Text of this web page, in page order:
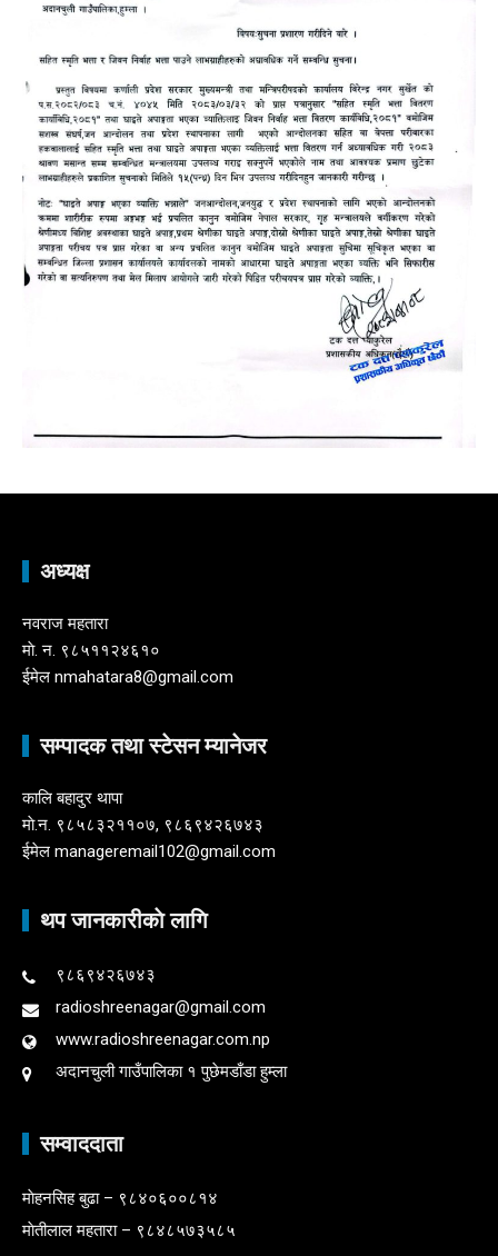
अध्यक्ष
नवराज महतारा
माे. न. ९८५११२४६१०
ईमेल nmahatara8@gmail.com
सम्पादक तथा स्टेसन म्यानेजर
कालि बहादुर थापा
माे.न. ९८५८३२११०७, ९८६९४२६७४३
ईमेल manageremail102@gmail.com
थप जानकारीकाे लागि
९८६९४२६७४३
radioshreenagar@gmail.com
www.radioshreenagar.com.np
अदानचुली गाउँपालिका १ पुछेमडाँडा हुम्ला
सम्वाददाता
माेहनसिह बुढा – ९८४०६००८१४
माेतीलाल महतारा – ९८४८५७३५८५